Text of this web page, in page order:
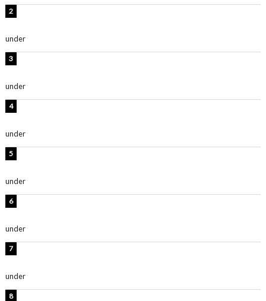
under
under
under
under
under
under